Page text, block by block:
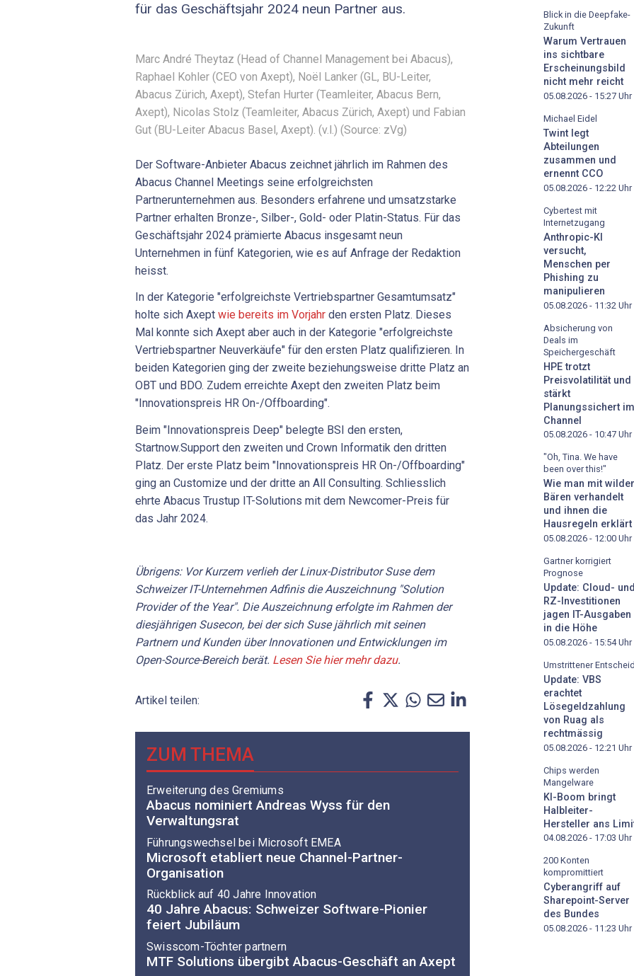
für das Geschäftsjahr 2024 neun Partner aus.
Marc André Theytaz (Head of Channel Management bei Abacus),
Raphael Kohler (CEO von Axept), Noël Lanker (GL, BU-Leiter,
Abacus Zürich, Axept), Stefan Hurter (Teamleiter, Abacus Bern,
Axept), Nicolas Stolz (Teamleiter, Abacus Zürich, Axept) und Fabian
Gut (BU-Leiter Abacus Basel, Axept). (v.l.) (Source: zVg)
Der Software-Anbieter Abacus zeichnet jährlich im Rahmen des
Abacus Channel Meetings seine erfolgreichsten
Partnerunternehmen aus. Besonders erfahrene und umsatzstarke
Partner erhalten Bronze-, Silber-, Gold- oder Platin-Status. Für das
Geschäftsjahr 2024 prämierte Abacus insgesamt neun
Unternehmen in fünf Kategorien, wie es auf Anfrage der Redaktion
heisst.
In der Kategorie "erfolgreichste Vertriebspartner Gesamtumsatz"
holte sich Axept wie bereits im Vorjahr den ersten Platz. Dieses
Mal konnte sich Axept aber auch in der Kategorie "erfolgreichste
Vertriebspartner Neuverkäufe" für den ersten Platz qualifizieren. In
beiden Kategorien ging der zweite beziehungsweise dritte Platz an
OBT und BDO. Zudem erreichte Axept den zweiten Platz beim
"Innovationspreis HR On-/Offboarding".
Beim "Innovationspreis Deep" belegte BSI den ersten,
Startnow.Support den zweiten und Crown Informatik den dritten
Platz. Der erste Platz beim "Innovationspreis HR On-/Offboarding"
ging an Customize und der dritte an All Consulting. Schliesslich
ehrte Abacus Trustup IT-Solutions mit dem Newcomer-Preis für
das Jahr 2024.
Übrigens: Vor Kurzem verlieh der Linux-Distributor Suse dem
Schweizer IT-Unternehmen Adfinis die Auszeichnung "Solution
Provider of the Year". Die Auszeichnung erfolgte im Rahmen der
diesjährigen Susecon, bei der sich Suse jährlich mit seinen
Partnern und Kunden über Innovationen und Entwicklungen im
Open-Source-Bereich berät. Lesen Sie hier mehr dazu.
Artikel teilen:
ZUM THEMA
Erweiterung des Gremiums
Abacus nominiert Andreas Wyss für den
Verwaltungsrat
Führungswechsel bei Microsoft EMEA
Microsoft etabliert neue Channel-Partner-
Organisation
Rückblick auf 40 Jahre Innovation
40 Jahre Abacus: Schweizer Software-Pionier
feiert Jubiläum
Swisscom-Töchter partnern
MTF Solutions übergibt Abacus-Geschäft an Axept
Blick in die Deepfake-
Zukunft
Warum Vertrauen
ins sichtbare
Erscheinungsbild
nicht mehr reicht
05.08.2026 - 15:27 Uhr
Michael Eidel
Twint legt
Abteilungen
zusammen und
ernennt CCO
05.08.2026 - 12:22 Uhr
Cybertest mit
Internetzugang
Anthropic-KI
versucht,
Menschen per
Phishing zu
manipulieren
05.08.2026 - 11:32 Uhr
Absicherung von
Deals im
Speichergeschäft
HPE trotzt
Preisvolatilität und
stärkt
Planungssichert im
Channel
05.08.2026 - 10:47 Uhr
"Oh, Tina. We have
been over this!"
Wie man mit
Bären verhandelt
und ihnen die
Hausregeln erklärt
05.08.2026 - 12:00 Uhr
Gartner korrigiert
Prognose
Update: Cloud- und
RZ-Investitionen
jagen IT-Ausgaben
in die Höhe
05.08.2026 - 15:54Uhr
Umstrittener Entscheid
Update: VBS
erachtet
Lösegeldzahlung
von Ruag als
rechtmässig
05.08.2026 - 12:21 Uhr
Chips werden
Mangelware
KI-Boom bringt
Halbleiter-
Hersteller ans
04.08.2026 - 17:03 Uhr
200 Konten
kompromittiert
Cyberangriff auf
Sharepoint-Server
des Bundes
05.08.2026 - 11:23 Uhr